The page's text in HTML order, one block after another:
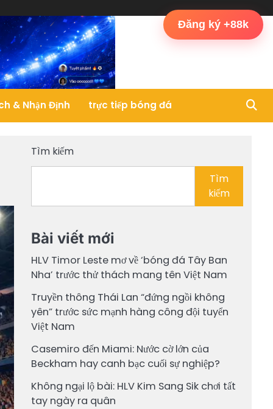
Bóng
Đá
Ao
Làng
Cup
C1
/
Champions
Lịch
Thi
Đấu
&
Máy
Tính
Dự
Đoán
Phân
Tích
&
Nhận
trực
tiếp
đá
& Nhận Định trực tiếp bóng đá
Tìm kiếm
Tìm
kiếm
Bài viết mới
HLV Timor Leste mơ về ‘bóng đá Tây Ban
Nha’ trước thử thách mang tên Việt Nam
Truyền thông Thái Lan “đứng ngồi không
yên” trước sức mạnh hàng công đội tuyển
Việt Nam
Casemiro đến Miami: Nước cờ lớn của
Beckham hay canh bạc cuối sự nghiệp?
Không ngại lộ bài: HLV Kim Sang Sik chơi tất
tay ngày ra quân
Đăng ký +88k